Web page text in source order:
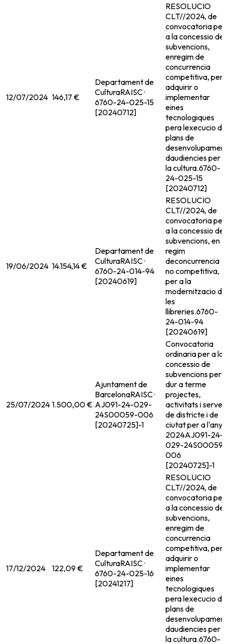
12/07/2024 146,17 €
Departament de
CulturaRAISC ·
6760-24-025-15
[20240712]
RESOLUCIO
CLT//2024, de
convocatoria per
a la concessio de
subvencions,
enregim de
concurrencia
competitiva, per
adquirir o
implementar
eines
tecnologiques
pera lexecucio de
plans de
daudiencies per a
la cultura.6760-
24-025-15
[20240712]
19/06/2024 14.154,14 €
Departament de
CulturaRAISC ·
6760-24-014-94
[20240619]
RESOLUCIO
CLT//2024, de
convocatoria per
a la concessio de
subvencions, en
regim
deconcurrencia
no competitiva,
per a la
modernitzacio de
les
llibreries.6760-
24-014-94
[20240619]
25/07/2024 1.500,00 €
Ajuntament de
BarcelonaRAISC ·
AJ091-24-029-
24S00059-006
[20240725]-1
Convocatoria
ordinaria per a la
concessio de
subvencions per
dur a terme
projectes,
activitats i
de districte i de
ciutat per a l'any
2024AJ091-24-
029-24S00059-
006
[20240725]-1
17/12/2024 122,09 €
Departament de
CulturaRAISC ·
6760-24-025-16
[20241217]
RESOLUCIO
CLT//2024, de
convocatoria per
a la concessio de
subvencions,
enregim de
concurrencia
competitiva, per
adquirir o
implementar
eines
tecnologiques
pera lexecucio de
plans de
daudiencies per a
la cultura.6760-